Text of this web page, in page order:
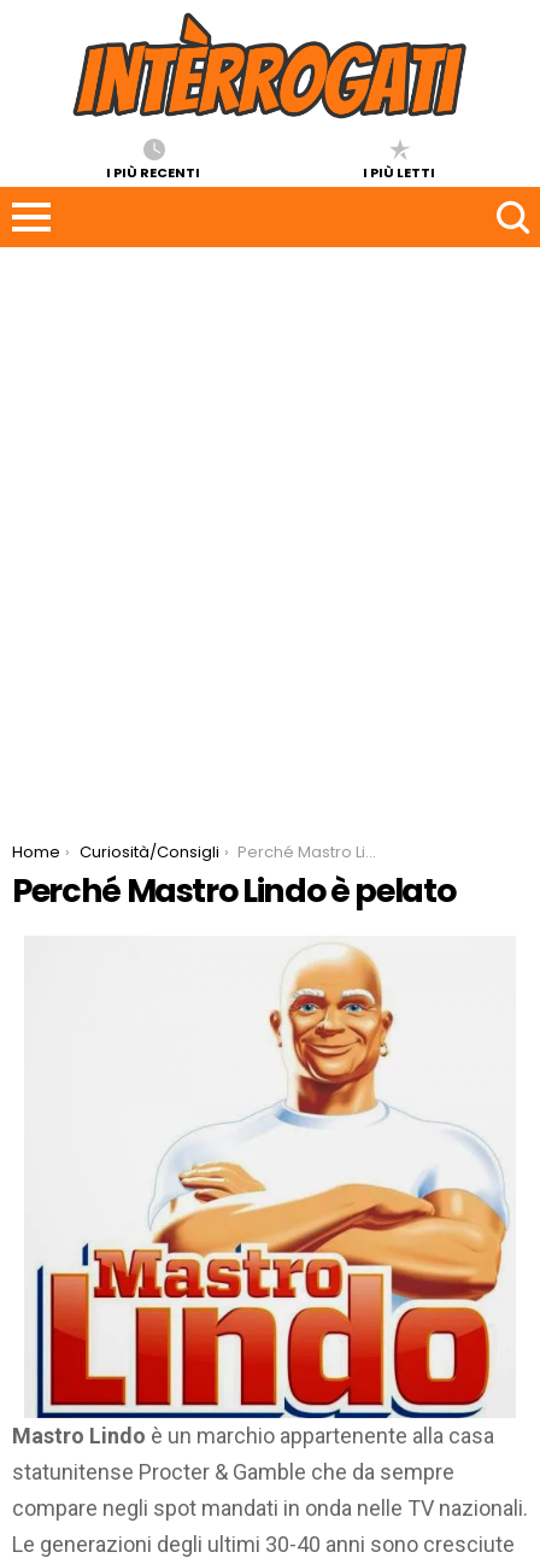
I PIÙ RECENTI I PIÙ LETTI
You are here:
Home Curiosità/Consigli Perché Mastro Lindo è pelato
Perché Mastro Lindo è pelato
Mastro Lindo è un marchio appartenente alla casa
statunitense Procter & Gamble che da sempre
compare negli spot mandati in onda nelle TV nazionali.
Le generazioni degli ultimi 30-40 anni sono cresciute